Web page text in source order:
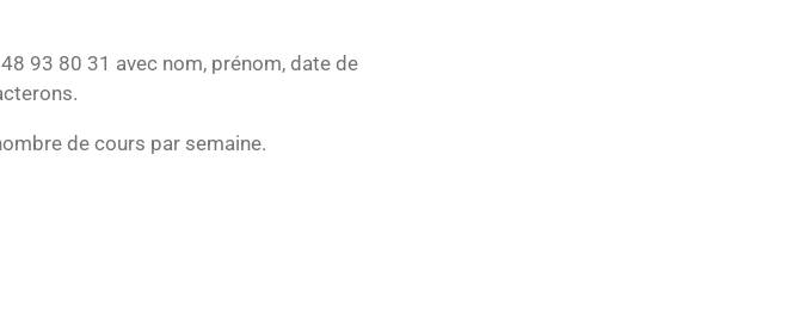
93 80 31 avec nom, prénom, date de
de cours par semaine.